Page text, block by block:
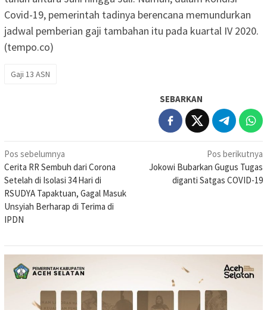
Covid-19, pemerintah tadinya berencana memundurkan
jadwal pemberian gaji tambahan itu pada kuartal IV 2020.
(tempo.co)
Gaji 13 ASN
SEBARKAN
Navigasi
pos
Pos sebelumnya
Cerita RR Sembuh dari Corona
Setelah di Isolasi 34 Hari di
RSUDYA Tapaktuan, Gagal Masuk
Unsyiah Berharap di Terima di
IPDN
Pos berikutnya
Jokowi Bubarkan Gugus Tugas
diganti Satgas COVID-19